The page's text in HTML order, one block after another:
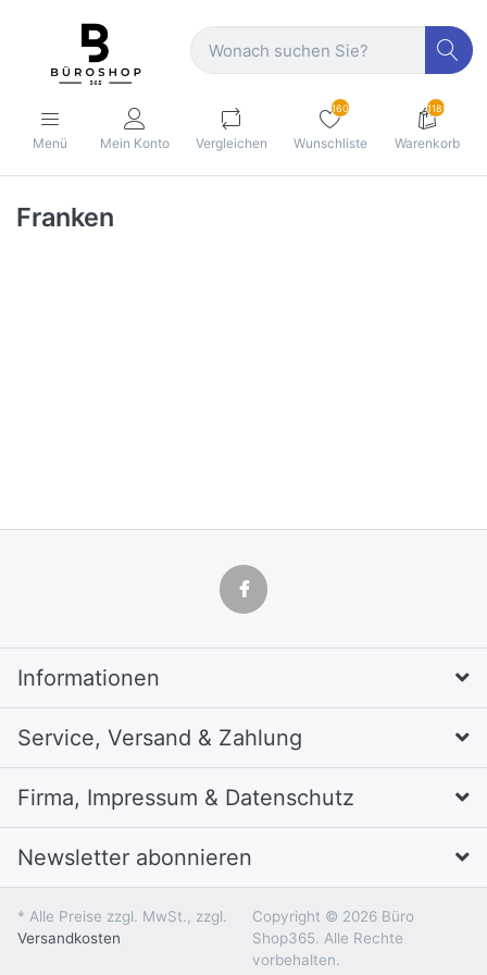
Menü Mein Konto Vergleichen
160
Wunschliste
1189
Warenkorb
Franken
Informationen
Service, Versand & Zahlung
Firma, Impressum & Datenschutz
Newsletter abonnieren
* Alle Preise zzgl. MwSt., zzgl.
Versandkosten
Copyright © 2026 Büro
Shop365. Alle Rechte
vorbehalten.